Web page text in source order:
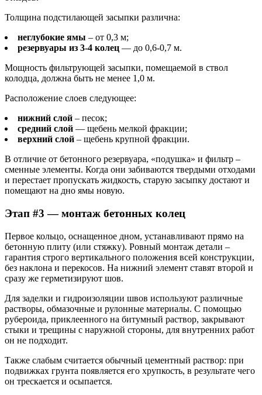
Толщина подстилающей засыпки различна:
неглубокие ямы – от 0,3 м;
резервуары из 3-4 колец — до 0,6-0,7 м.
Мощность фильтрующей засыпки, помещаемой в ствол
колодца, должна быть не менее 1,0 м.
Расположение слоев следующее:
нижний слой – песок;
средний слой — щебень мелкой фракции;
верхний слой – щебень крупной фракции.
В отличие от бетонного резервуара, «подушка» и фильтр –
сменные элементы. Когда они забиваются твердыми отходами
и перестает пропускать жидкость, старую засыпку достают и
помещают на дно ямы новую.
Этап #3 — монтаж бетонных колец
Первое кольцо, оснащенное дном, устанавливают прямо на
бетонную плиту (или стяжку). Ровный монтаж детали –
гарантия строго вертикального положения всей конструкции,
без наклона и перекосов. На нижний элемент ставят второй и
сразу же герметизируют шов.
Для заделки и гидроизоляции швов используют различные
растворы, обмазочные и рулонные материалы. С помощью
рубероида, приклеенного на битумный раствор, закрывают
стыки и трещины с наружной стороны, для внутренних работ
он не подходит.
Также слабым считается обычный цементный раствор: при
подвижках грунта появляется его хрупкость, в результате чего
он трескается и осыпается.